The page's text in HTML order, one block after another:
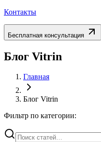
Контакты
Бесплатная консультация
Блог Vitrin
Главная
Блог Vitrin
Фильтр по категории: